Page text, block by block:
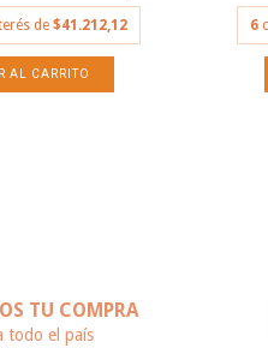
de $41.212,12 6
TU COMPRA
todo el país